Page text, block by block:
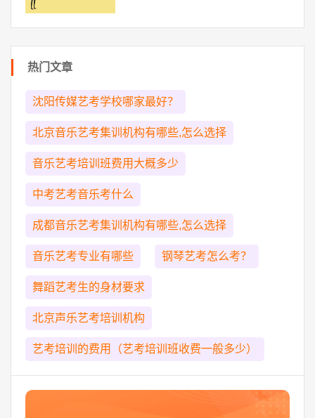
热门文章
沈阳传媒艺考学校哪家最好？
北京音乐艺考集训机构有哪些,怎么选择
音乐艺考培训班费用大概多少
中考艺考音乐考什么
成都音乐艺考集训机构有哪些,怎么选择
音乐艺考专业有哪些 钢琴艺考怎么考？
舞蹈艺考生的身材要求
北京声乐艺考培训机构
艺考培训的费用（艺考培训班收费一般多少）